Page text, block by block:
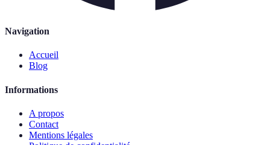
Navigation
Accueil
Blog
Informations
A propos
Contact
Mentions légales